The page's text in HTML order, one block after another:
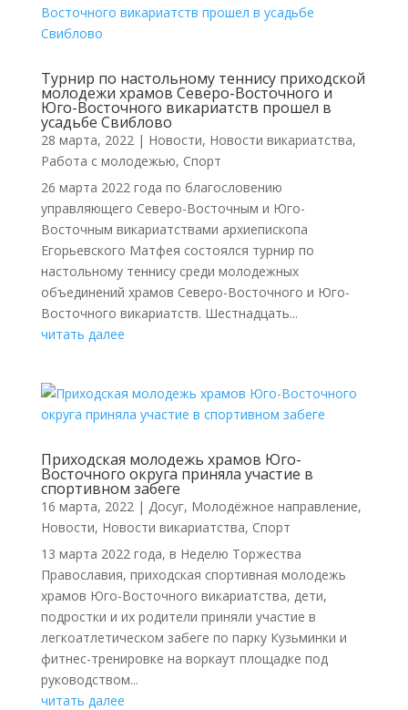
Турнир по настольному теннису приходской
молодежи храмов Северо-Восточного и
Юго-Восточного викариатств прошел в
усадьбе Свиблово
28 марта, 2022| Новости, Новости викариатства,
Работа с молодежью, Спорт
26 марта 2022 года по благословению
управляющего Северо-Восточным и Юго-
Восточным викариатствами архиепископа
Егорьевского Матфея состоялся турнир по
настольному теннису среди молодежных
объединений храмов Северо-Восточного и Юго-
Восточного викариатств. Шестнадцать...
читать далее
Приходская молодежь храмов Юго-
Восточного округа приняла участие в
спортивном забеге
16 марта, 2022| Досуг, Молодёжное направление,
Новости, Новости викариатства, Спорт
13 марта 2022 года, в Неделю Торжества
Православия, приходская спортивная молодежь
храмов Юго-Восточного викариатства, дети,
подростки и их родители приняли участие в
легкоатлетическом забеге по парку Кузьминки и
фитнес-тренировке на воркаут площадке под
руководством...
читать далее